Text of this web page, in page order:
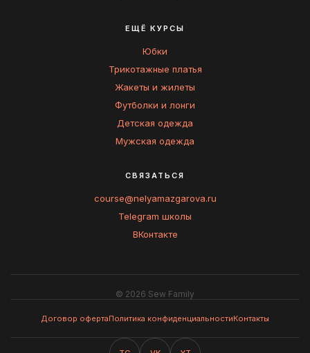
ЕЩЁ КУРСЫ
Юбки
Трикотажные платья
Жакеты и жилеты
Футболки и лонги
Детская одежда
Мужская одежда
СВЯЗАТЬСЯ
course@nelyamazgarova.ru
Telegram школы
ВКонтакте
© 2026 Sew Family
Договор офертаПолитика конфиденциальностиКонтакты